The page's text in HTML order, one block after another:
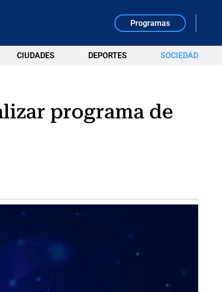
Programas
CIUDADES DEPORTES SOCIEDAD
programa de